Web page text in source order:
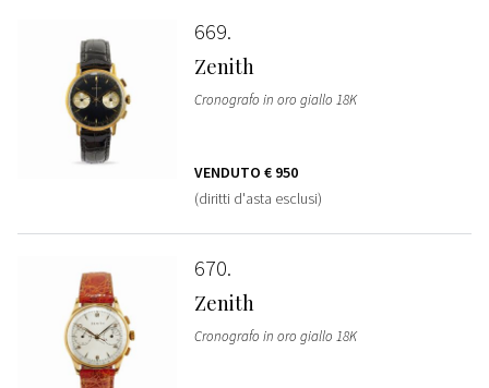
669
Zenith
Cronografo in oro giallo 18K
VENDUTO € 950
(diritti d'asta esclusi)
670
Zenith
Cronografo in oro giallo 18K